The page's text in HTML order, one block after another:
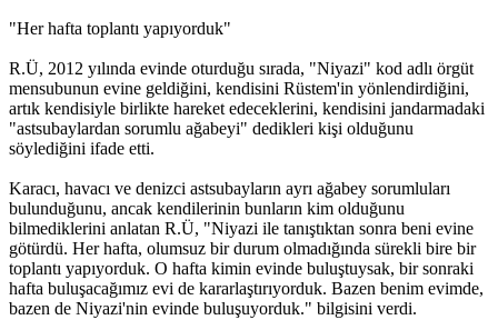
"Her hafta toplantı yapıyorduk"
R.Ü, 2012 yılında evinde oturduğu sırada, "Niyazi" kod adlı örgüt
mensubunun evine geldiğini, kendisini Rüstem'in yönlendirdiğini,
artık kendisiyle birlikte hareket edeceklerini, kendisini jandarmadaki
"astsubaylardan sorumlu ağabeyi" dedikleri kişi olduğunu
söylediğini ifade etti.
Karacı, havacı ve denizci astsubayların ayrı ağabey sorumluları
bulunduğunu, ancak kendilerinin bunların kim olduğunu
bilmediklerini anlatan R.Ü, "Niyazi ile tanıştıktan sonra beni evine
götürdü. Her hafta, olumsuz bir durum olmadığında sürekli bire bir
toplantı yapıyorduk. O hafta kimin evinde buluştuysak, bir sonraki
hafta buluşacağımız evi de kararlaştırıyorduk. Bazen benim evimde,
bazen de Niyazi'nin evinde buluşuyorduk." bilgisini verdi.